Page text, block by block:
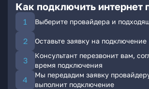
Как подключить интернет
Выберите провайдера и
Оставьте заявку на подключение
Консультант перезвонит вам,
время подключения
Мы передадим заявку
выполнит подключение